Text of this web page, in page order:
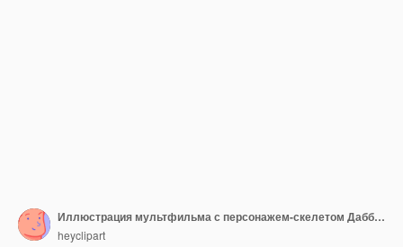
Иллюстрация мультфильма с персонажем-скелетом Даббинга
heyclipart